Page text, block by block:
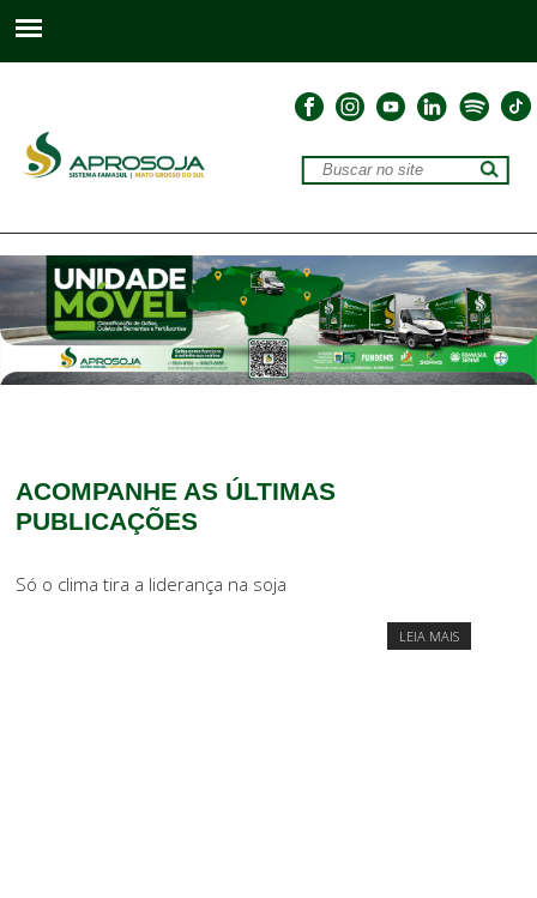
ACOMPANHE AS ÚLTIMAS
PUBLICAÇÕES
Só o clima tira a liderança na soja
LEIA MAIS